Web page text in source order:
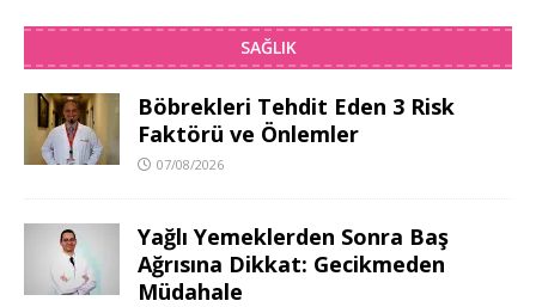
SAĞLIK
Böbrekleri Tehdit Eden 3 Risk
Faktörü ve Önlemler
07/08/2026
Yağlı Yemeklerden Sonra Baş
Ağrısına Dikkat: Gecikmeden
Müdahale